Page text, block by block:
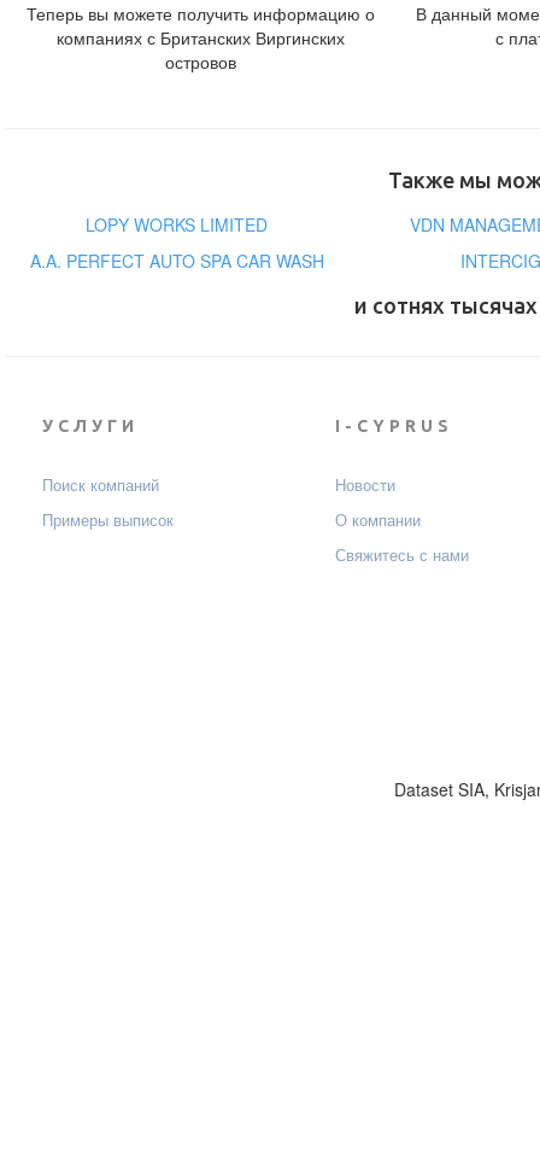
Теперь вы можете получить информацию о
компаниях с Британских Виргинских
островов
В данный
с
Также мы
LOPY WORKS LIMITED
VDN
A.A. PERFECT AUTO SPA CAR WASH
и сотнях
УСЛУГИ
Поиск компаний
Примеры выписок
I-CYPRUS
Новости
О компании
Свяжитесь с нами
Dataset SIA,